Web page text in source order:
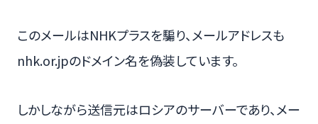
このメールはNHKプラスを騙り、メールアドレスも
nhk.or.jpのドメイン名を偽装しています。
しかしながら送信元はロシアのサーバーであり、メー